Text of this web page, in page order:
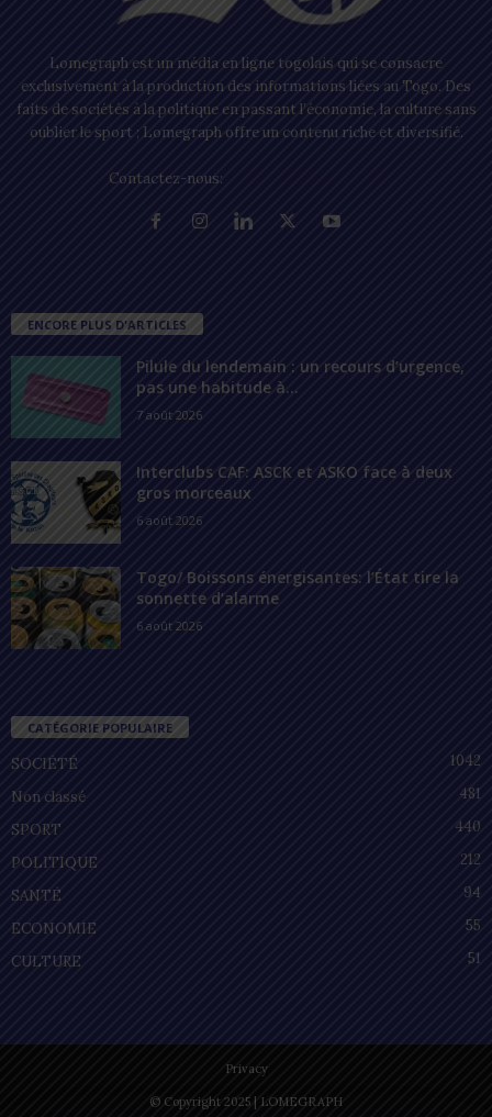
Lomegraph est un média en ligne togolais qui se consacre
exclusivement à la production des informations liées au Togo. Des
faits de sociétés à la politique en passant l’économie, la culture sans
oublier le sport ; Lomegraph offre un contenu riche et diversifié.
Contactez-nous:
ENCORE PLUS D'ARTICLES
Pilule du lendemain : un recours d’urgence,
pas une habitude à...
7 août 2026
Interclubs CAF: ASCK et ASKO face à deux
gros morceaux
6 août 2026
Togo/ Boissons énergisantes: l’État tire la
sonnette d’alarme
6 août 2026
CATÉGORIE POPULAIRE
SOCIÉTÉ
1042
Non classé
481
SPORT
440
POLITIQUE
212
SANTÉ
94
ECONOMIE
55
CULTURE
51
Privacy
© Copyright 2025 | LOMEGRAPH